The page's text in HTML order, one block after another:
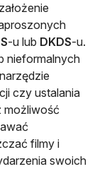
-u lub DKDS-u.
nieformalnych
czy ustalania
możliwość
filmy i
swoich